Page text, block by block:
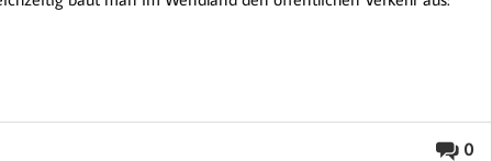
0